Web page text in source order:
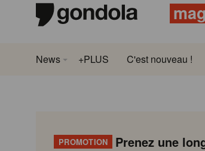
News +PLUS C'est nouveau !
PROMOTION Prenez une